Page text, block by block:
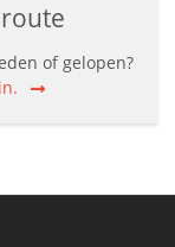
of gelopen?